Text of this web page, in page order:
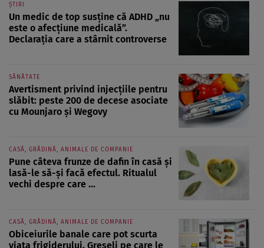
ȘTIRI
Un medic de top susține că ADHD „nu
este o afecțiune medicală”.
Declarația care a stârnit controverse
SĂNĂTATE
Avertisment privind injecțiile pentru
slăbit: peste 200 de decese asociate
cu Mounjaro și Wegovy
CASĂ, GRĂDINĂ, ANIMALE DE COMPANIE
Pune câteva frunze de dafin în casă și
lasă-le să-și facă efectul. Ritualul
vechi despre care ...
CASĂ, GRĂDINĂ, ANIMALE DE COMPANIE
Obiceiurile banale care pot scurta
viața frigiderului. Greșeli pe care le